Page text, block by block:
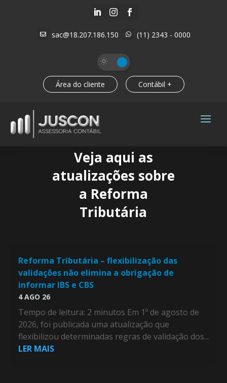
  
 sac@18.207.186.150  (11) 2343 - 0000
Área do cliente Contábil +
Veja aqui as
atualizações sobre
a Reforma
Tributária
Reforma Tributária – flexibilização das
validações não elimina a obrigação de
informar IBS e CBS
4 AGO 26
Tempo de leitura: 2 minutos Em 1º de agosto de
2026, foi publicada uma atualização que
flexibilizou determinadas regras de validação dos...
LER MAIS